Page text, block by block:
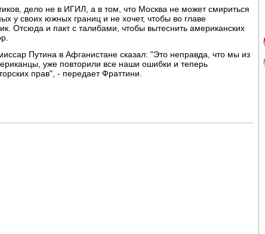
дело не в ИГИЛ, а в том, что Москва не может смириться
у своих южных границ и не хочет, чтобы во главе
Отсюда и пакт с талибами, чтобы вытеснить американских
Путина в Афганистане сказал: "Это неправда, что мы из
уже повторили все наши ошибки и теперь
прав", - передает Фраттини.